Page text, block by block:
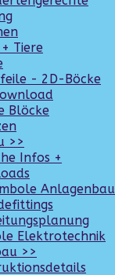
Tiere
- 2D-Böcke
Blöcke
>>
Infos +
Anlagenbau
Elektrotechnik
>>